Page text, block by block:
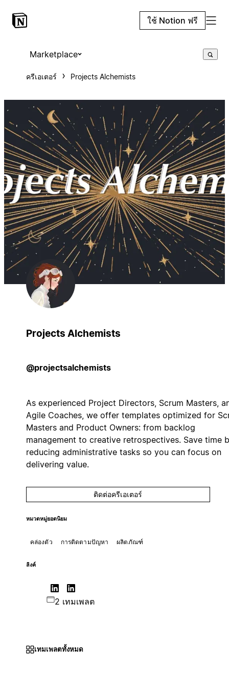
ใช้ Notion ฟรี
Marketplace
ครีเอเตอร์ Projects Alchemists
Projects Alchemists
@projectsalchemists
As experienced Project Directors, Scrum Masters,
Agile Coaches, we offer templates optimized for
Masters and Product Owners: from backlog
management to creative retrospectives. Save time
reducing administrative tasks so you can focus on
delivering value.
ติดต่อครีเอเตอร์
หมวดหมู่ยอดนิยม
คล่องตัว การติดตามปัญหา ผลิตภัณฑ์
ลิงค์
2 เทมเพลต
เทมเพลตทั้งหมด